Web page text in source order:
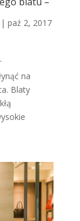
| paź 2, 2017
na
Blaty